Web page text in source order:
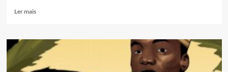
Ler maisLeia
LEGISLAçÃO
CONFLITO
NO